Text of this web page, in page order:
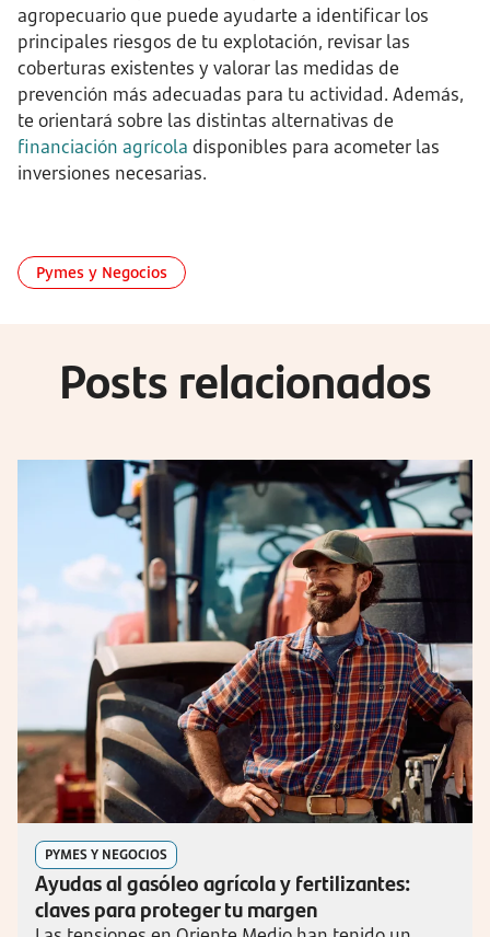
agropecuario que puede ayudarte a identificar los
principales riesgos de tu explotación, revisar las
coberturas existentes y valorar las medidas de
prevención más adecuadas para tu actividad. Además,
te orientará sobre las distintas alternativas de
financiación agrícola disponibles para acometer las
inversiones necesarias.
Pymes y Negocios
Posts relacionados
PYMES Y NEGOCIOS
Ayudas al gasóleo agrícola y fertilizantes:
claves para proteger tu margen